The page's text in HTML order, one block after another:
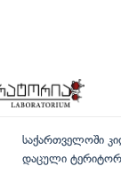
საქართველოში
დაცული